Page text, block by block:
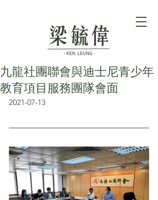
九龍社團聯會與迪士尼青少年
教育項目服務團隊會面
2021-07-13